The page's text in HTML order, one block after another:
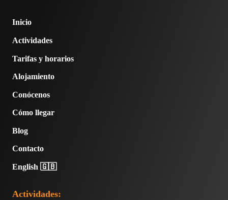
Inicio
Actividades
Tarifas y horarios
Alojamiento
Conócenos
Cómo llegar
Blog
Contacto
English 🇬🇧
Actividades: